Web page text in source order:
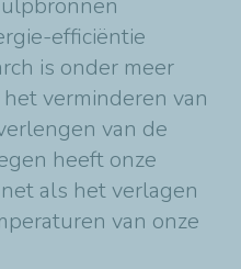
efficiëntie
is onder meer
verminderen van
van de
heeft onze
als het verlagen
van onze